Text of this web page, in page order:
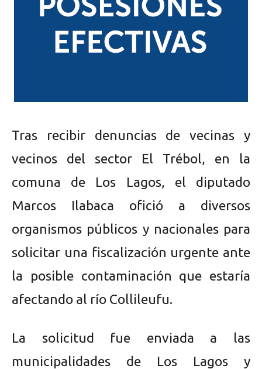
Tras recibir denuncias de vecinas y
vecinos del sector El Trébol, en la
comuna de Los Lagos, el diputado
Marcos Ilabaca ofició a diversos
organismos públicos y nacionales para
solicitar una fiscalización urgente ante
la posible contaminación que estaría
afectando al río Collileufu.
La solicitud fue enviada a las
municipalidades de Los Lagos y